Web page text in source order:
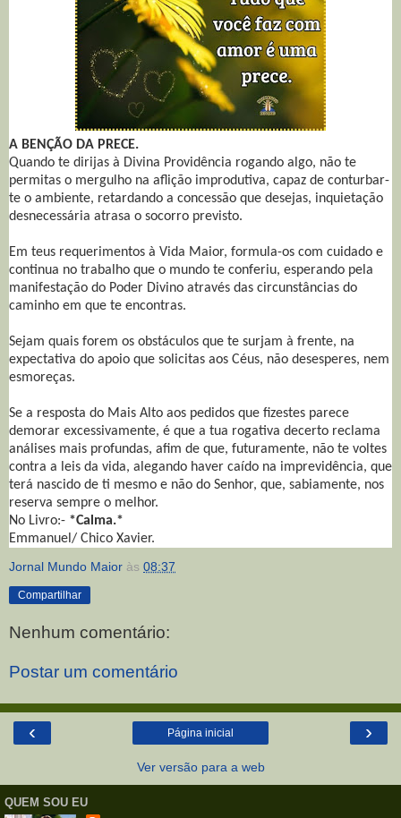
A BENÇÃO DA PRECE.
Quando te dirijas à Divina Providência rogando algo, não te
permitas o mergulho na aflição improdutiva, capaz de conturbar-
te o ambiente, retardando a concessão que desejas, inquietação
desnecessária atrasa o socorro previsto.
Em teus requerimentos à Vida Maior, formula-os com cuidado e
continua no trabalho que o mundo te conferiu, esperando pela
manifestação do Poder Divino através das circunstâncias do
caminho em que te encontras.
Sejam quais forem os obstáculos que te surjam à frente, na
expectativa do apoio que solicitas aos Céus, não desesperes, nem
esmoreças.
Se a resposta do Mais Alto aos pedidos que fizestes parece
demorar excessivamente, é que a tua rogativa decerto reclama
análises mais profundas, afim de que, futuramente, não te voltes
contra a leis da vida, alegando haver caído na imprevidência, que
terá nascido de ti mesmo e não do Senhor, que, sabiamente, nos
reserva sempre o melhor.
No Livro:- *Calma.*
Emmanuel/ Chico Xavier.
Jornal Mundo Maior às 08:37
Compartilhar
Nenhum comentário:
Postar um comentário
‹ ›
Página inicial
Ver versão para a web
QUEM SOU EU